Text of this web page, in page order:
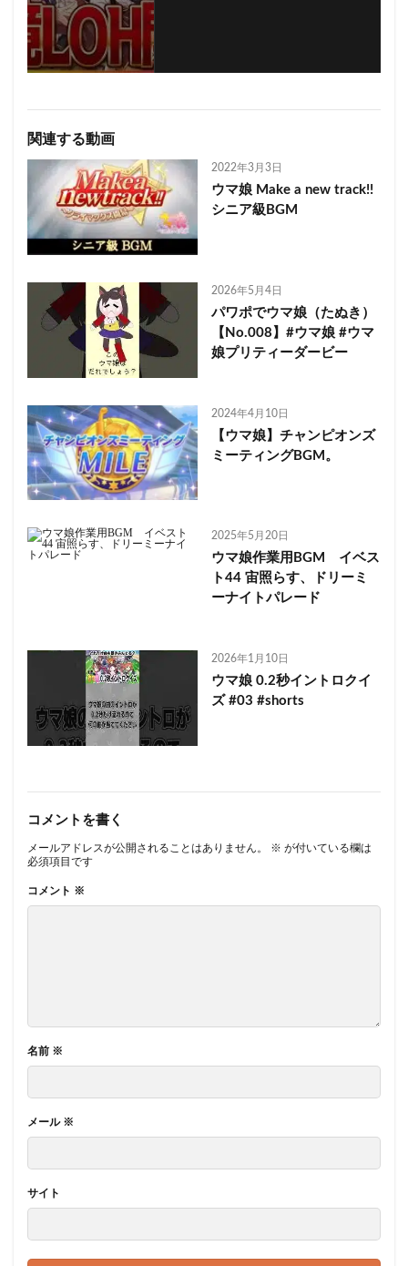
関連する動画
2022年3月3日
ウマ娘 Make a new track!!
シニア級BGM
2026年5月4日
パワポでウマ娘（たぬき）
【No.008】#ウマ娘 #ウマ
娘プリティーダービー
2024年4月10日
【ウマ娘】チャンピオンズ
ミーティングBGM。
2025年5月20日
ウマ娘作業用BGM イベス
ト44 宙照らす、ドリーミ
ーナイトパレード
2026年1月10日
ウマ娘 0.2秒イントロクイ
ズ #03 #shorts
コメントを書く
メールアドレスが公開されることはありません。 ※ が付いている欄は
必須項目です
コメント ※
名前 ※
メール ※
サイト